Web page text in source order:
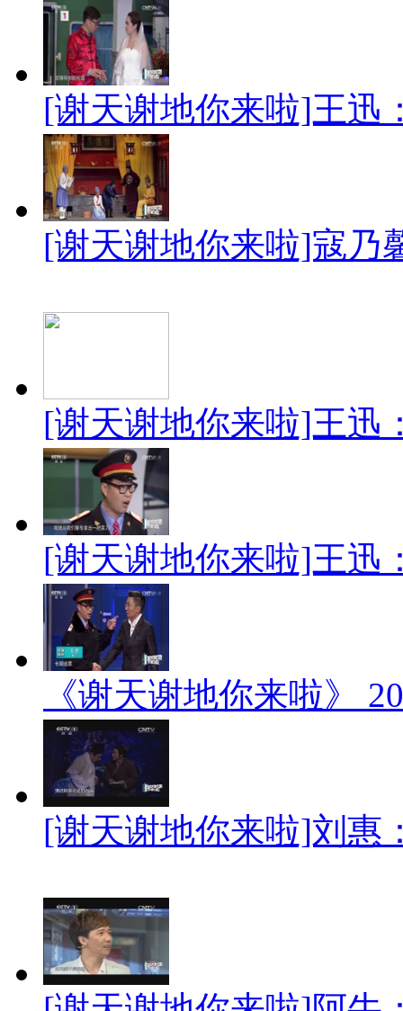
[谢天谢地你来啦]王迅
[谢天谢地你来啦]寇乃
[谢天谢地你来啦]王迅
[谢天谢地你来啦]王迅
《谢天谢地你来啦》
[谢天谢地你来啦]刘惠